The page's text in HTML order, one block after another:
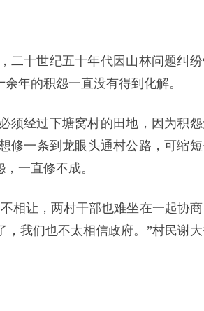
二十世纪五十年代因山林问题纠
年的积怨一直没有得到化解。
须经过下塘窝村的田地，因为积
修一条到龙眼头通村公路，可缩
一直修不成。
相让，两村干部也难坐在一起协
我们也不太相信政府。”村民谢